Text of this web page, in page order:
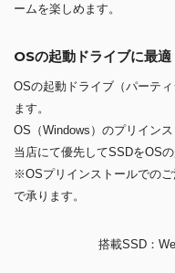
ームを楽しめます。
OSの起動ドライブに最適
OSの起動ドライブ（パーテ
ます。
OS（Windows）のプリイン
当店にて優先してSSDをOS
※OSプリインストールでの
で承ります。
搭載SSD：